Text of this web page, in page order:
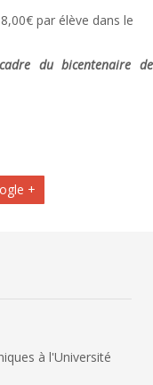
par élève dans le
du bicentenaire de
+
à l'Université